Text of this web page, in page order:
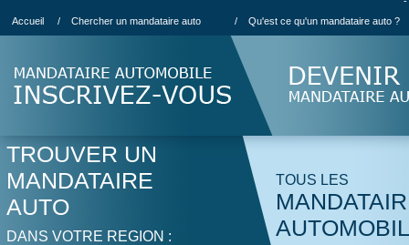
Accueil
/ Chercher un mandataire auto / Qu'est ce qu'un mandataire auto ?
TOUS LES
TROUVER UN
MANDATAIRE
AUTO
DANS VOTRE REGION :